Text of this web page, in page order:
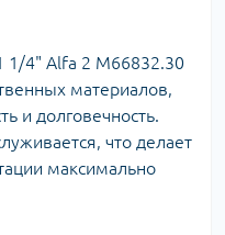
1/4" Alfa 2 M66832.30
материалов,
и долговечность.
что делает
максимально